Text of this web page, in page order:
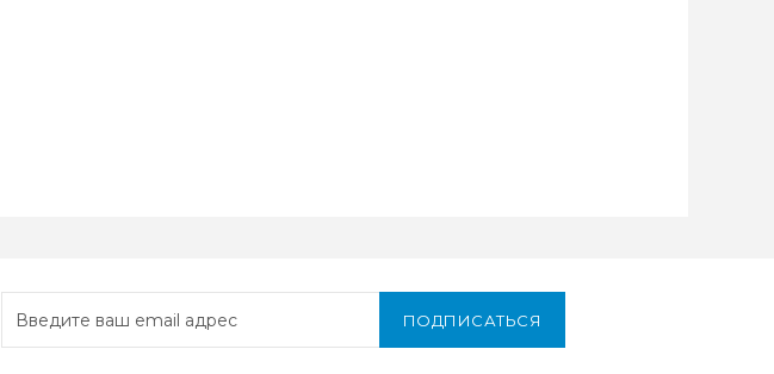
ПОДПИСАТЬСЯ